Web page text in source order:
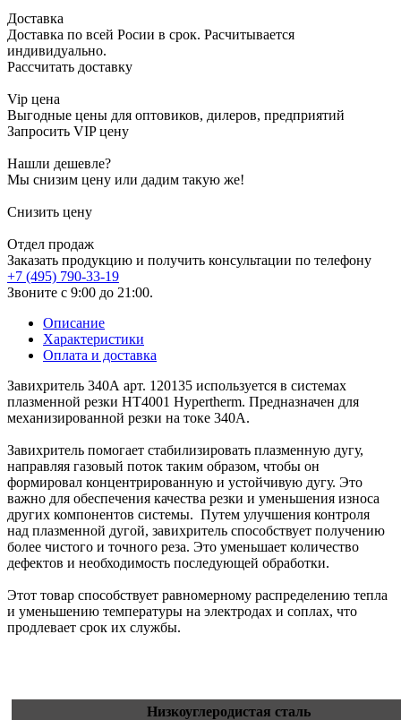
Доставка
Доставка по всей Росии в срок. Расчитывается
индивидуально.
Рассчитать доставку
Vip цена
Выгодные цены для оптовиков, дилеров, предприятий
Запросить VIP цену
Нашли дешевле?
Мы снизим цену или дадим такую же!
Снизить цену
Отдел продаж
Заказать продукцию и получить консультации по телефону
+7 (495) 790-33-19
Звоните с 9:00 до 21:00.
Описание
Характеристики
Оплата и доставка
Завихритель 340А арт. 120135 используется в системах
плазменной резки HT4001 Hypertherm. Предназначен для
механизированной резки на токе 340А.
Завихритель помогает стабилизировать плазменную дугу,
направляя газовый поток таким образом, чтобы он
формировал концентрированную и устойчивую дугу. Это
важно для обеспечения качества резки и уменьшения износа
других компонентов системы. Путем улучшения контроля
над плазменной дугой, завихритель способствует получению
более чистого и точного реза. Это уменьшает количество
дефектов и необходимость последующей обработки.
Этот товар способствует равномерному распределению тепла
и уменьшению температуры на электродах и соплах, что
продлевает срок их службы.
Низкоуглеродистая сталь